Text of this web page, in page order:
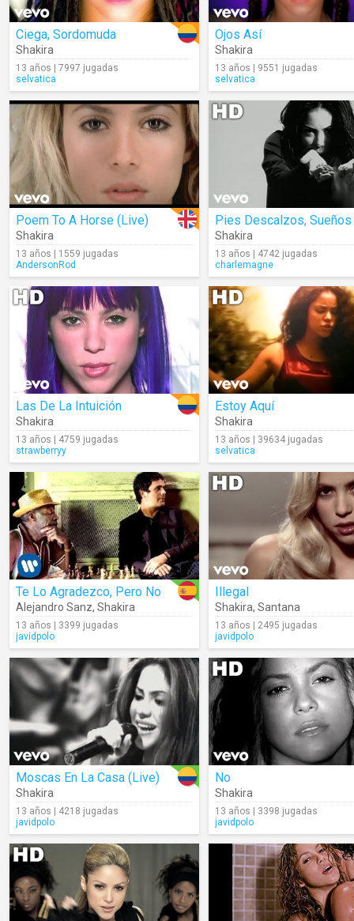
Ciega, Sordomuda
Shakira
13 años | 7997 jugadas
selvatica
Ojos Así
Shakira
13 años | 9551 jugadas
selvatica
Poem To A Horse (Live)
Shakira
13 años | 1559 jugadas
AndersonRod
Shakira
13 años | 4742 jugadas
charlemagne
Las De La Intuición
Shakira
13 años | 4759 jugadas
strawberryy
Estoy Aquí
Shakira
13 años | 39634 jugadas
selvatica
Te Lo Agradezco, Pero No
Alejandro Sanz, Shakira
13 años | 3399 jugadas
javidpolo
Illegal
Shakira, Santana
13 años | 2495 jugadas
javidpolo
Moscas En La Casa (Live)
Shakira
13 años | 4218 jugadas
javidpolo
No
Shakira
13 años | 3398 jugadas
javidpolo